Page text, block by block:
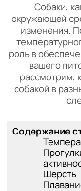
Собаки,
окружающей
изменения.
роль в
вашего
рассмотрим,
собакой в
Содержание
Шерсть